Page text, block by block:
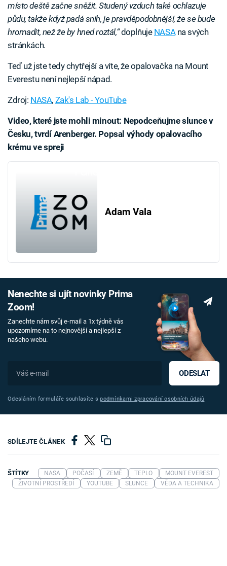
místo deště začne sněžit. Studený vzduch také ochlazuje
půdu, takže když padá sníh, je pravděpodobnější, že se bude
hromadit, než že by hned roztál,“doplňuje NASAna svých
stránkách.
Teď už jste tedy chytřejší a víte, že opalovačka na Mount
Everestu není nejlepší nápad.
Zdroj: NASA, Zak's Lab - YouTube
Video, které jste mohli minout: Nepodceňujme slunce v
Česku, tvrdí Arenberger. Popsal výhody opalovacího
krému ve spreji
Adam Vala
Nenechte si ujít novinky Prima
Zoom!
Zanechte nám svůj e-mail a 1x týdně vás
upozorníme na to nejnovější a nejlepší z
našeho webu.
ODESLAT
Odesláním formuláře souhlasíte spodmínkami zpracování osobních údajů
SDÍLEJTE ČLÁNEK
ŠTÍTKY NASA POČASÍ ZEMĚ TEPLO
MOUNT EVEREST
ŽIVOTNÍ PROSTŘEDÍ
YOUTUBE SLUNCE VĚDA A TECHNIKA